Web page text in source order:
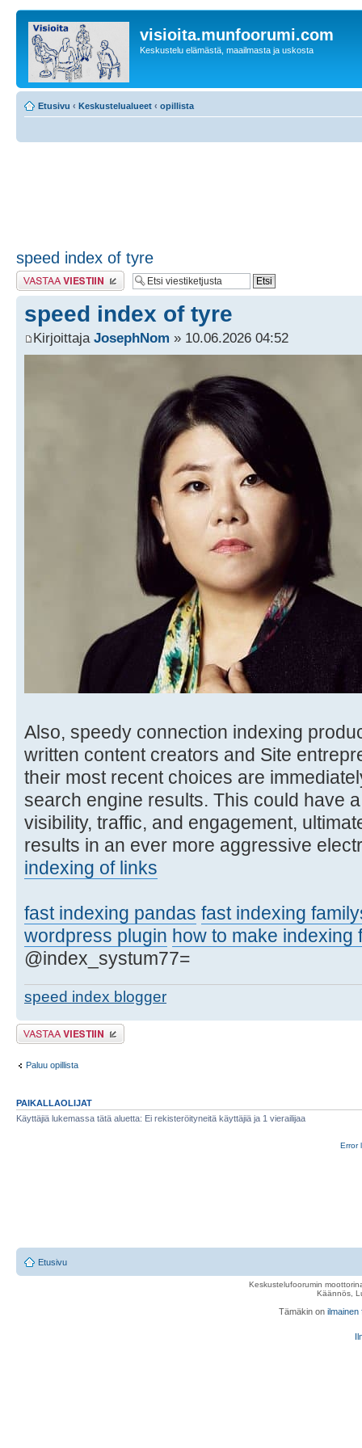
visioita.munfoorumi.com
Keskustelu elämästä, maailmasta ja uskosta
Etusivu ‹ Keskustelualueet ‹ opillista
speed index of tyre
Lähetä vastaus
speed index of tyre
Kirjoittaja JosephNom » 10.06.2026 04:52
Also, speedy connection indexing
written content creators and Site
their most recent choices are
search engine results. This could have
visibility, traffic, and engagement,
results in an ever more aggressive
indexing of links
fast indexing pandas fast indexing
wordpress plugin how to make indexing
@index_systum77=
speed index blogger
Lähetä vastaus
Paluu opillista
PAIKALLAOLIJAT
Käyttäjiä lukemassa tätä aluetta: Ei rekisteröityneitä käyttäjiä ja 1 vierailijaa
Error
Etusivu
Keskustelufoorumin
Käännös,
Tämäkin on ilmainen